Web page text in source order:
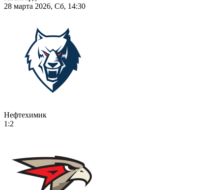
28 марта 2026, Сб, 14:30
Нефтехимик
1:2